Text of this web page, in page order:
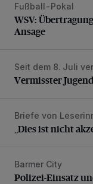
WSV:
Fußball-Pokal
WSV:
Ansage
Vermisster
Seit dem 8. Juli
Vermisster
„Dies ist nicht
Briefe von
„Dies ist nicht
Polizei-Einsatz
Barmer City
Polizei-Einsatz